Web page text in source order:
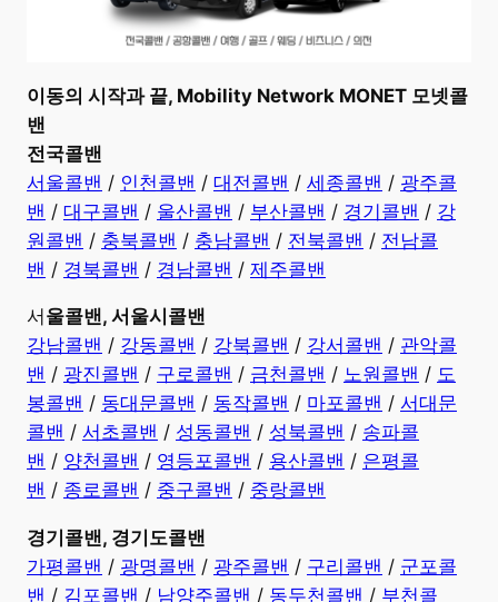
이동의 시작과 끝, Mobility Network MONET 모넷콜
밴
전국콜밴
서울콜밴 / 인천콜밴 / 대전콜밴 / 세종콜밴 / 광주콜
밴 / 대구콜밴 / 울산콜밴 / 부산콜밴 / 경기콜밴 / 강
원콜밴 / 충북콜밴 / 충남콜밴 / 전북콜밴 / 전남콜
밴 / 경북콜밴 / 경남콜밴 / 제주콜밴
서 울콜밴, 서울시콜밴
강남콜밴 / 강동콜밴 / 강북콜밴 / 강서콜밴 / 관악콜
밴 / 광진콜밴 / 구로콜밴 / 금천콜밴 / 노원콜밴 / 도
봉콜밴 / 동대문콜밴 / 동작콜밴 / 마포콜밴 / 서대문
콜밴 / 서초콜밴 / 성동콜밴 / 성북콜밴 / 송파콜
밴 / 양천콜밴 / 영등포콜밴 / 용산콜밴 / 은평콜
밴 / 종로콜밴 / 중구콜밴 / 중랑콜밴
경기콜밴, 경기도콜밴
가평콜밴 / 광명콜밴 / 광주콜밴 / 구리콜밴 / 군포콜
밴 / 김포콜밴 / 남양주콜밴 / 동두천콜밴 / 부천콜